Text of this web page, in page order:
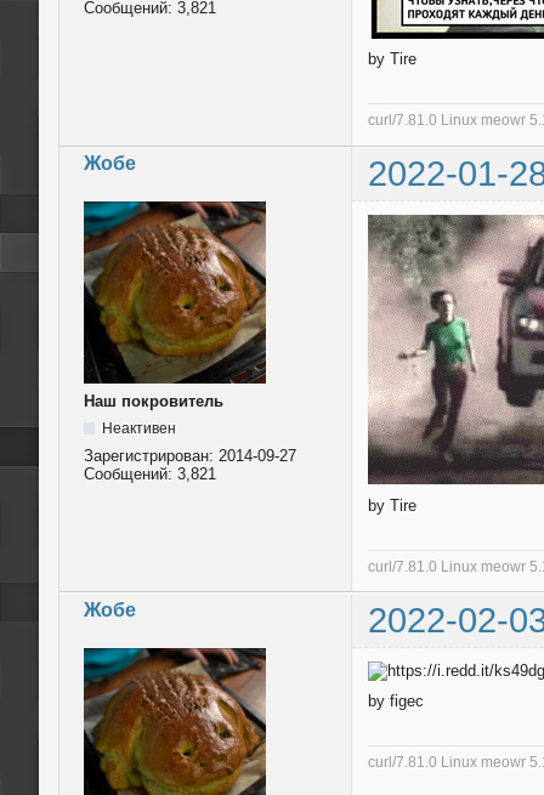
Сообщений: 3,821
by Tire
curl/7.81.0 Linux meowr
Жобе 2022-01-
Наш покровитель
Неактивен
Зарегистрирован: 2014-09-27
Сообщений: 3,821
by Tire
curl/7.81.0 Linux meowr
Жобе 2022-02-
by figec
curl/7.81.0 Linux meowr